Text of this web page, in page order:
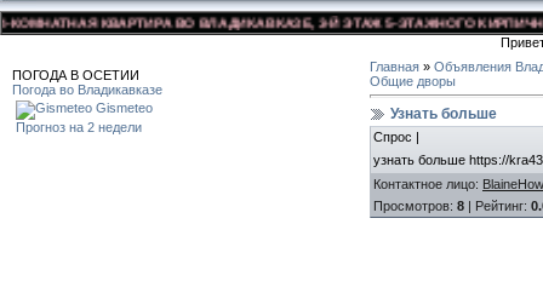
КВАРТИРА ВО ВЛАДИКАВКАЗЕ, 3-Й ЭТАЖ 5-ЭТАЖНОГО
ПОГОДА В ОСЕТИИ
Погода во Владикавказе
Gismeteo
Прогноз на 2 недели
Главная » Объявления
Общие дворы
Узнать больше
Спрос |
узнать больше https://
Контактное лицо: BlaineHow
Просмотров: 8 | Рейтинг: